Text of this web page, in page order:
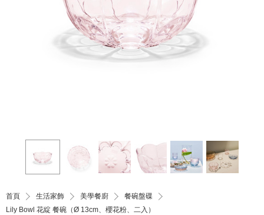
首頁 生活家飾 美學餐廚
餐碗盤碟
Lily Bowl 花綻 餐碗（Ø 13cm、櫻花粉、二入）